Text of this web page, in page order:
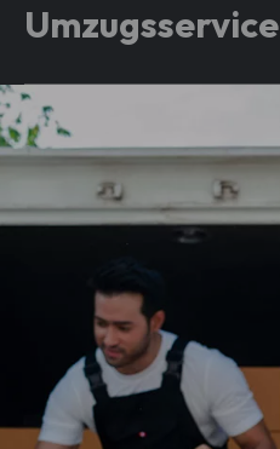
Umzugsservice